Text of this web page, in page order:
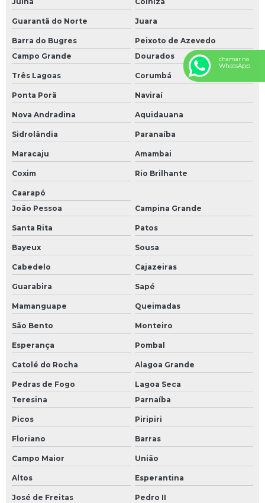
Guarantã do Norte Juara
Barra do Bugres
Peixoto de Azevedo
Campo Grande
Dourados
Três Lagoas Corumbá
Ponta Porã Naviraí
Nova Andradina Aquidauana
Sidrolândia Paranaíba
Maracaju Amambai
Coxim Rio Brilhante
Caarapó
João Pessoa
Campina Grande
Santa Rita Patos
Bayeux Sousa
Cabedelo Cajazeiras
Guarabira Sapé
Mamanguape Queimadas
São Bento Monteiro
Esperança Pombal
Catolé do Rocha Alagoa Grande
Pedras de Fogo
Lagoa Seca
Teresina
Parnaíba
Picos Piripiri
Floriano Barras
Campo Maior União
Altos Esperantina
José de Freitas Pedro II
chamar no
WhatsApp